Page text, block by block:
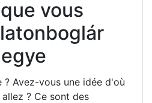
vous
? Avez-vous une idée d'où
? Ce sont des